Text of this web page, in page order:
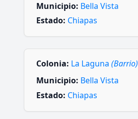
Municipio: Bella Vista
Estado: Chiapas
Colonia: La Laguna (Barrio)
Municipio: Bella Vista
Estado: Chiapas